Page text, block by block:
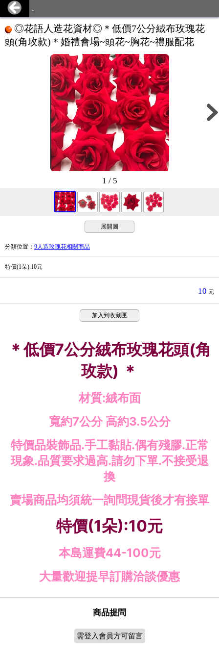
.
◎花語人造花資材◎＊低價7公分絨布玫瑰花
頭(角玫款)＊婚禮會場~頭花~胸花~禮服配花
1 / 5
展開圖
分類位置 ： 9人造玫瑰花相關商品
特價(1朵):10元
10 元
加入到收藏匣
＊低價7公分絨布玫瑰花頭(角
玫款) ＊
材質:絨布面
寬約7公分 高約3.5公分
特價品裝飾品.手工黏貼.偶有殘膠.正常
現象.品質要求過高.請勿下單.不接受退
換
賣場商品均須統一詢問現貨後才有接單
特價(1朵):10元
本島運費44-100元
大量歡迎提早訂購洽談優惠
商品提問
需登入會員方可留言